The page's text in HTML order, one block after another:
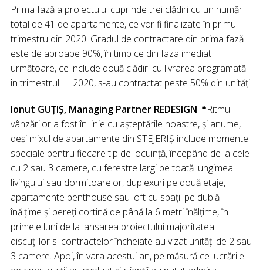
Prima fază a proiectului cuprinde trei clădiri cu un număr
total de 41 de apartamente, ce vor fi finalizate în primul
trimestru din 2020. Gradul de contractare din prima fază
este de aproape 90%, în timp ce din faza imediat
următoare, ce include două clădiri cu livrarea programată
în trimestrul III 2020, s-au contractat peste 50% din unități.
Ionut GUȚIȘ, Managing Partner REDESIGN: ❝Ritmul
vânzărilor a fost în linie cu așteptările noastre, și anume,
deși mixul de apartamente din STEJERIŞ include momente
speciale pentru fiecare tip de locuinţă, începând de la cele
cu 2 sau 3 camere, cu ferestre largi pe toată lungimea
livingului sau dormitoarelor, duplexuri pe două etaje,
apartamente penthouse sau loft cu spații pe dublă
înălţime şi pereţi cortină de până la 6 metri înălţime, în
primele luni de la lansarea proiectului majoritatea
discuțiilor si contractelor încheiate au vizat unități de 2 sau
3 camere. Apoi, în vara acestui an, pe măsură ce lucrările